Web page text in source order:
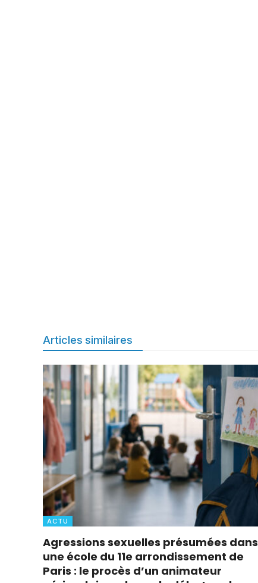
Articles similaires
ACTU
Agressions sexuelles présumées dans
une école du 11e arrondissement de
Paris : le procès d’un animateur